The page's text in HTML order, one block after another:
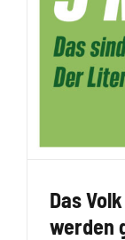
Das
werden